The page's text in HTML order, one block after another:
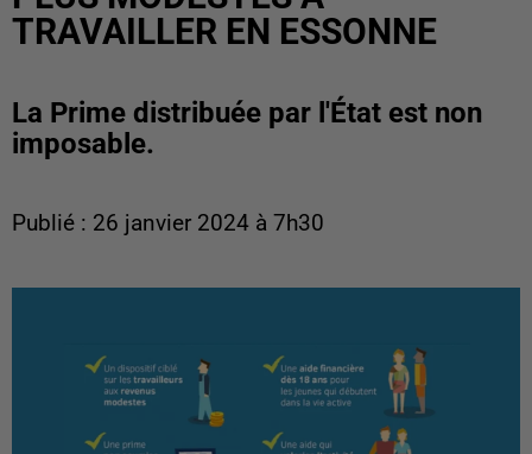
TRAVAILLER EN ESSONNE
La Prime distribuée par l'État est non
imposable.
Publié : 26 janvier 2024 à 7h30